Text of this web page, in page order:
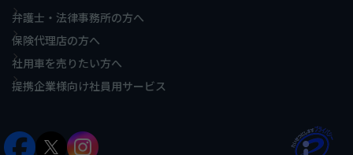
弁護士・法律事務所の方へ
保険代理店の方へ
社用車を売りたい方へ
提携企業様向け社員用サービス